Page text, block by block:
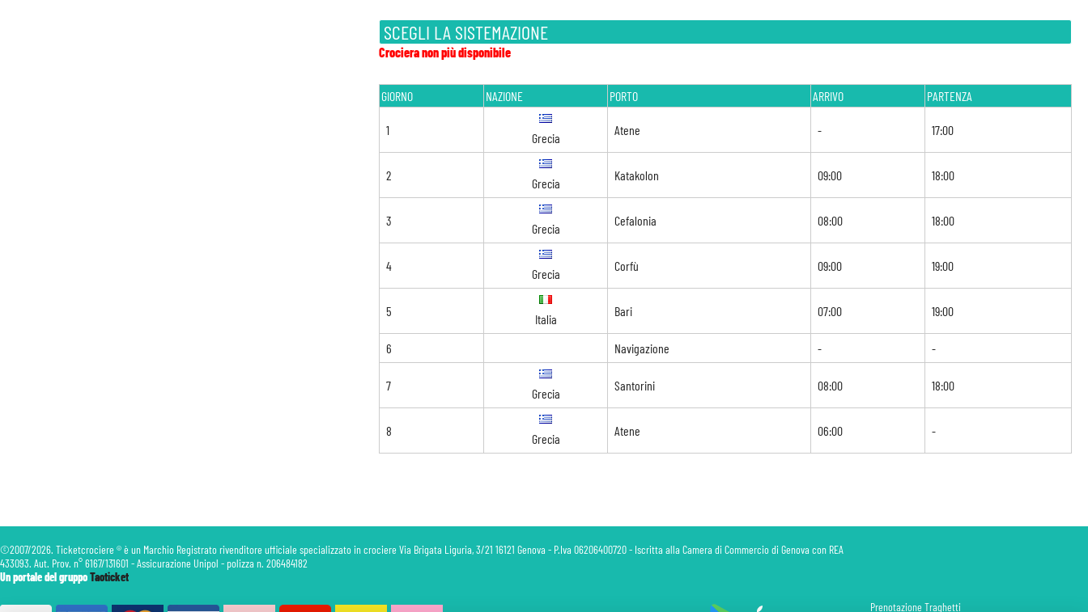
SCEGLI LA SISTEMAZIONE
Crociera non più disponibile
GIORNO NAZIONE PORTO ARRIVO PARTENZA
1
Grecia
Atene - 17:00
2
Grecia
Katakolon 09:00 18:00
3
Grecia
Cefalonia 08:00 18:00
4
Grecia
Corfù 09:00 19:00
5
Italia
Bari 07:00 19:00
6 Navigazione - -
7
Grecia
Santorini 08:00 18:00
8
Grecia
Atene 06:00 -
©2007/2026. Ticketcrociere ® è un Marchio Registrato rivenditore ufficiale specializzato in crociere Via Brigata Liguria, 3/21 16121 Genova - P.Iva 06206400720 - Iscritta alla Camera di Commercio di Genova con REA
433093. Aut. Prov. n° 6167/131601 - Assicurazione Unipol - polizza n. 206484182
Un portale del gruppoTaoticket
Prenotazione Traghetti